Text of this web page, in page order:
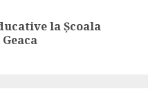
la Școala